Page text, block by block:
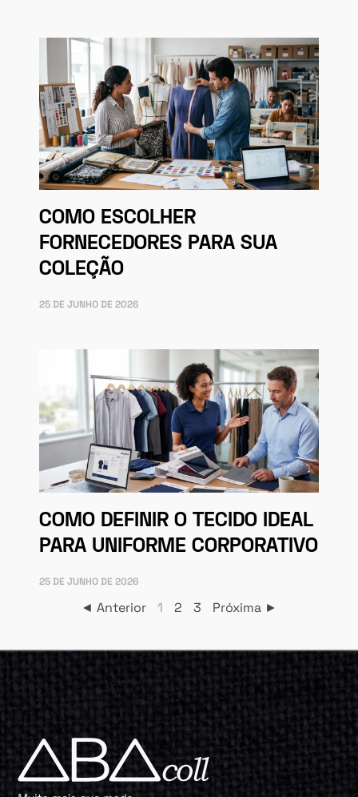
COMO ESCOLHER
FORNECEDORES PARA SUA
COLEÇÃO
25 DE JUNHO DE 2026
COMO DEFINIR O TECIDO IDEAL
PARA UNIFORME CORPORATIVO
25 DE JUNHO DE 2026
◄ Anterior 1 2 3 Próxima ►